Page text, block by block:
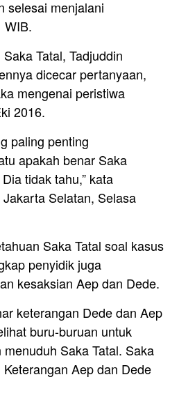
selesai menjalani
WIB.
Saka Tatal, Tadjuddin
dicecar pertanyaan,
mengenai peristiwa
2016.
paling penting
apakah benar Saka
tidak tahu,” kata
Selatan, Selasa
Saka Tatal soal kasus
penyidik juga
kesaksian Aep dan Dede.
keterangan Dede dan Aep
buru-buruan untuk
Saka Tatal. Saka
Aep dan Dede